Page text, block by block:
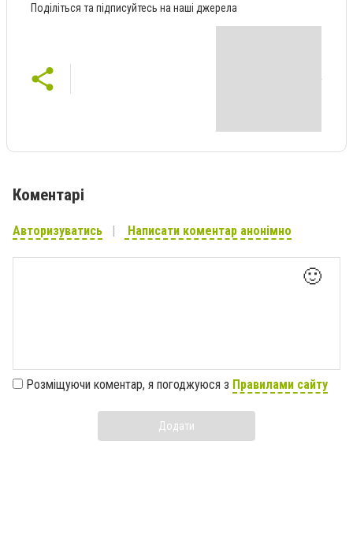
Поділіться та підписуйтесь на наші джерела
Коментарі
Авторизуватись Написати коментар анонімно
🙂
Розміщуючи коментар, я погоджуюся з Правилами сайту
Додати